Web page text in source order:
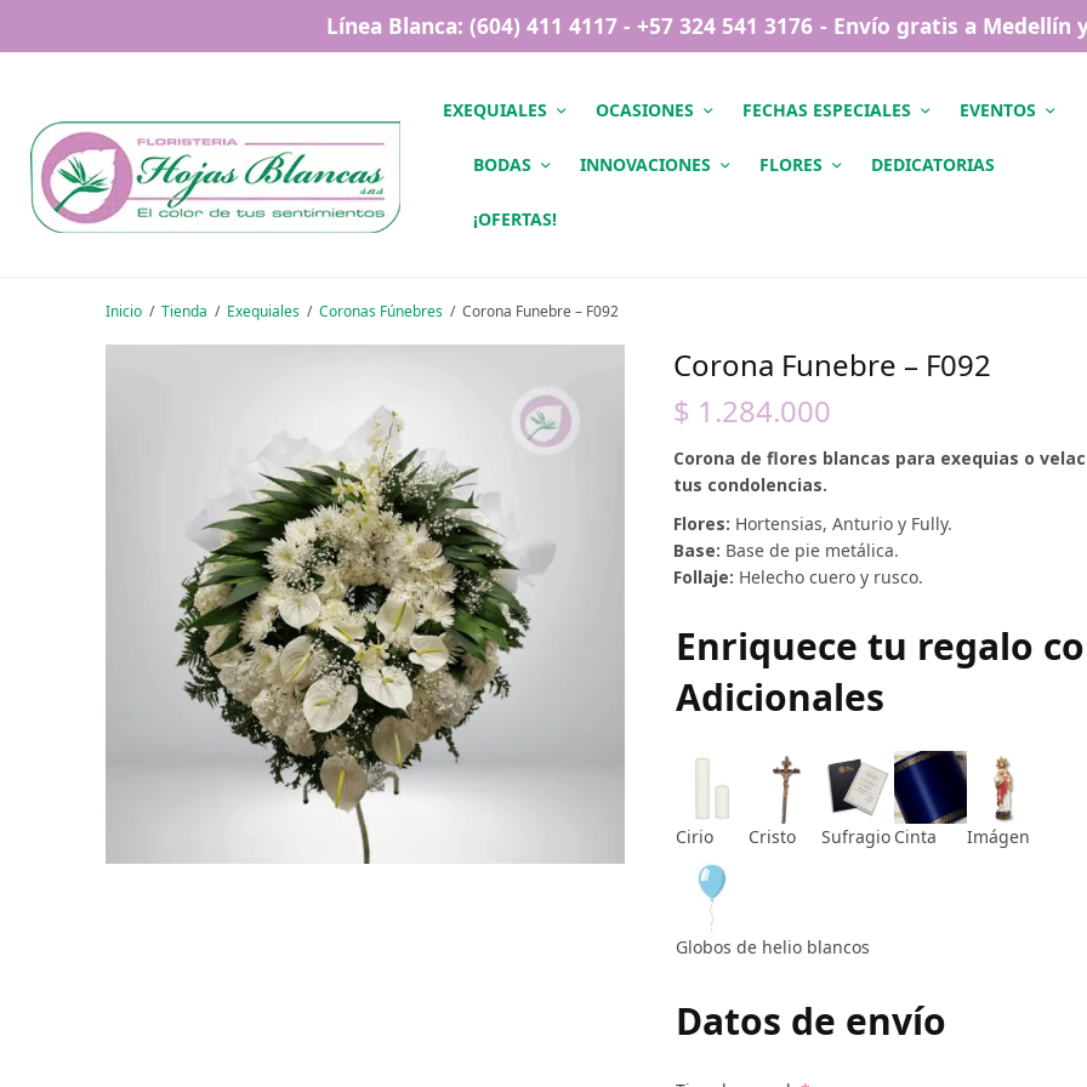
Línea Blanca: (604) 411 4117 - +57 324 541 3176 - Envío gratis a
EXEQUIALES OCASIONES FECHAS ESPECIALES EVENTOS
BODAS INNOVACIONES FLORES DEDICATORIAS
¡OFERTAS!
Inicio / Tienda / Exequiales / Coronas Fúnebres / Corona Funebre – F092
Corona Funebre – F092
$ 1.284.000
Corona de flores blancas para exequias o
tus condolencias.
Flores: Hortensias, Anturio y Fully.
Base: Base de pie metálica.
Follaje: Helecho cuero y rusco.
Enriquece tu regalo
Adicionales
Cirio Cristo Sufragio Cinta Imágen
Globos de helio blancos
Datos de envío